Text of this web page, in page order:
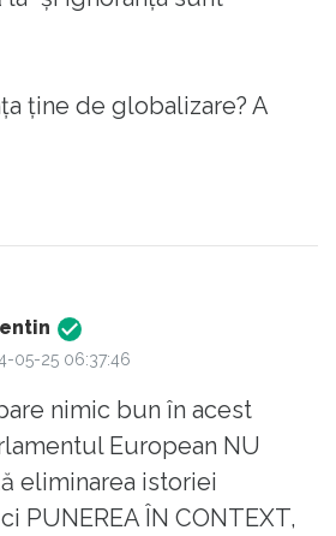
ține de globalizare? A
pe plan local,
a globaliza.
05-25 06:37:46
nimic bun în acest
European NU
eliminarea istoriei
PUNEREA ÎN CONTEXT,